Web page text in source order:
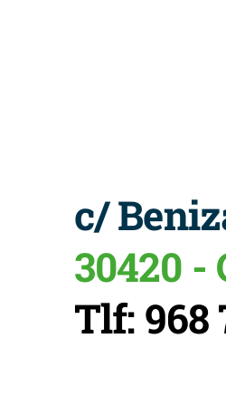
c/
30420 -
Tlf: 968